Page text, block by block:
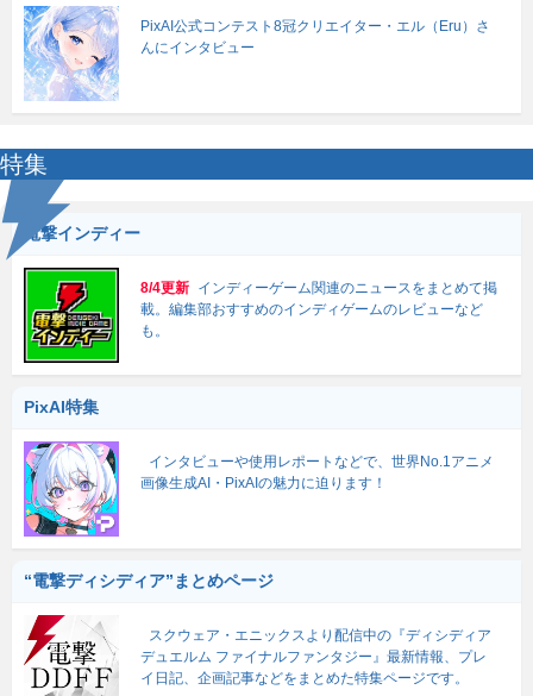
PixAI公式コンテスト8冠クリエイター・エル（Eru）さ
んにインタビュー
特集
電撃インディー
8/4更新 インディーゲーム関連のニュースをまとめて掲
載。編集部おすすめのインディゲームのレビューなど
も。
PixAI特集
インタビューや使用レポートなどで、世界No.1アニメ
画像生成AI・PixAIの魅力に迫ります！
“電撃ディシディア”まとめページ
スクウェア・エニックスより配信中の『ディシディア
デュエルム ファイナルファンタジー』最新情報、プレ
イ日記、企画記事などをまとめた特集ページです。